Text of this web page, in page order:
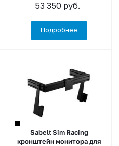
53 350руб.
Подробнее
Sabelt Sim Racing
кронштейн монитора для